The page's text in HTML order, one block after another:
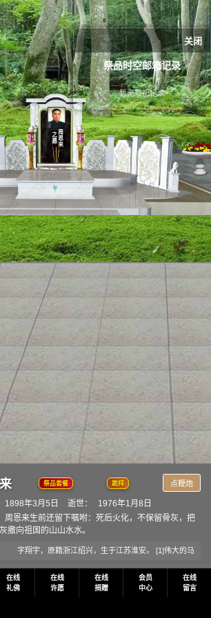
关闭
祭品时空邮箱记录
暂无祭祀记录
周恩来
之墓
祭品套餐 跪拜 点鞭炮
1898年3月5日 逝世：
1976年1月8日
周恩来生前还留下嘱咐：死后火化，不保留骨灰，把
撒向祖国的山山水水。
字翔宇，原籍浙江绍兴，生于江苏淮安。 [1]伟大的马克
在线
礼佛
在线
许愿
在线
捐赠
会员
中心
在线
留言